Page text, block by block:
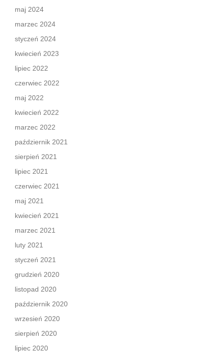
maj 2024
marzec 2024
styczeń 2024
kwiecień 2023
lipiec 2022
czerwiec 2022
maj 2022
kwiecień 2022
marzec 2022
październik 2021
sierpień 2021
lipiec 2021
czerwiec 2021
maj 2021
kwiecień 2021
marzec 2021
luty 2021
styczeń 2021
grudzień 2020
listopad 2020
październik 2020
wrzesień 2020
sierpień 2020
lipiec 2020